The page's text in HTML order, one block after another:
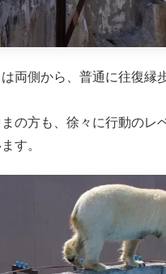
両側から、普通に往復縁
まの方も、徐々に行動のレ
す。